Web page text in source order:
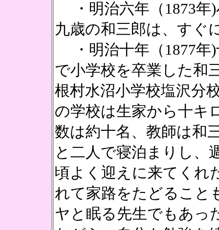
・明治六年（1873年)
九歳の和三郎は、すぐ
・明治十年（1877年)
で小学校を卒業した和
根村水沼小学校塩沢分
の学校は生家から十キ
数は約十名、教師は和
と二人で寝泊まりし、
頃よく迎えに来てくれ
れて家路をたどること
ヤと眠る先生でもあっ